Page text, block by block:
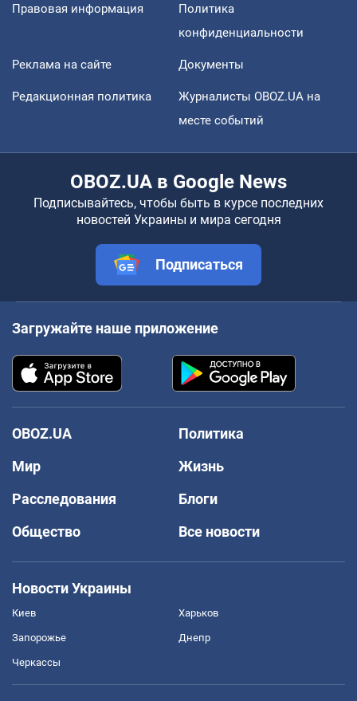
Правовая информация
Политика
конфиденциальности
Реклама на сайте Документы
Редакционная политика
Журналисты OBOZ.UA на
месте событий
OBOZ.UA в Google News
Подписывайтесь, чтобы быть в курсе последних
новостей Украины и мира сегодня
Подписаться
Загружайте наше приложение
OBOZ.UA
Политика
Мир
Жизнь
Расследования
Блоги
Общество
Все новости
Новости Украины
Киев Харьков
Запорожье Днепр
Черкассы